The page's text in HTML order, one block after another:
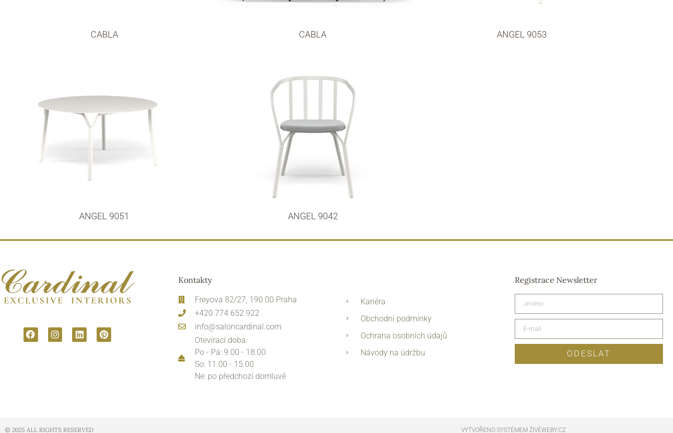
CABLA CABLA ANGEL 9053
ANGEL 9051 ANGEL 9042
Kontakty
Freyova 82/27, 190 00 Praha
+420 774 652 922
info@saloncardinal.com
Otevírací doba:
Po - Pá: 9.00 - 18.00
So: 11.00 - 15.00
Ne: po předchozí domluvě
Kariéra
Obchodní podmínky
Ochrana osobních údajů
Návody na údržbu
Registrace Newsletter
ODESLAT
© 2025 ALL RIGHTS RESERVED​ VYTVOŘENO SYSTÉMEM ŽIVÉWEBY.CZ